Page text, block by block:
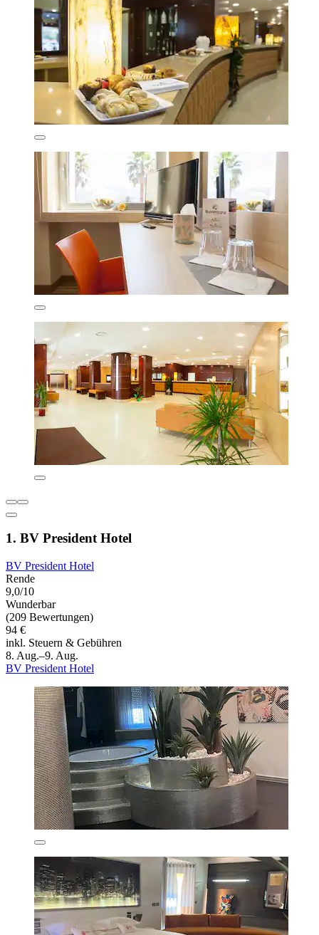
1. BV President Hotel
BV President Hotel
Rende
9,0/10
Wunderbar
(209 Bewertungen)
94 €
inkl. Steuern & Gebühren
8. Aug.–9. Aug.
BV President Hotel